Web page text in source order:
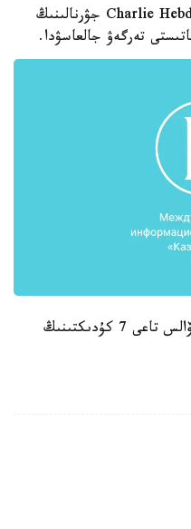
استانا. قازاقپارات - پاريجدەگى Charlie Hebdo جۋرنالىنىڭ
تەرگەۋ جالعاسۋدا.
فرانسيا پرەمەر-ءمينيسترى مانۋەل ۆالس تاعى 7 كۇدىكتىنىڭ